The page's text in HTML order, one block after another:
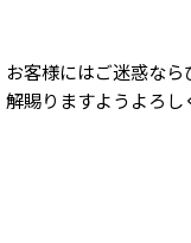
お客様にはご迷惑な
解賜りますようよろし